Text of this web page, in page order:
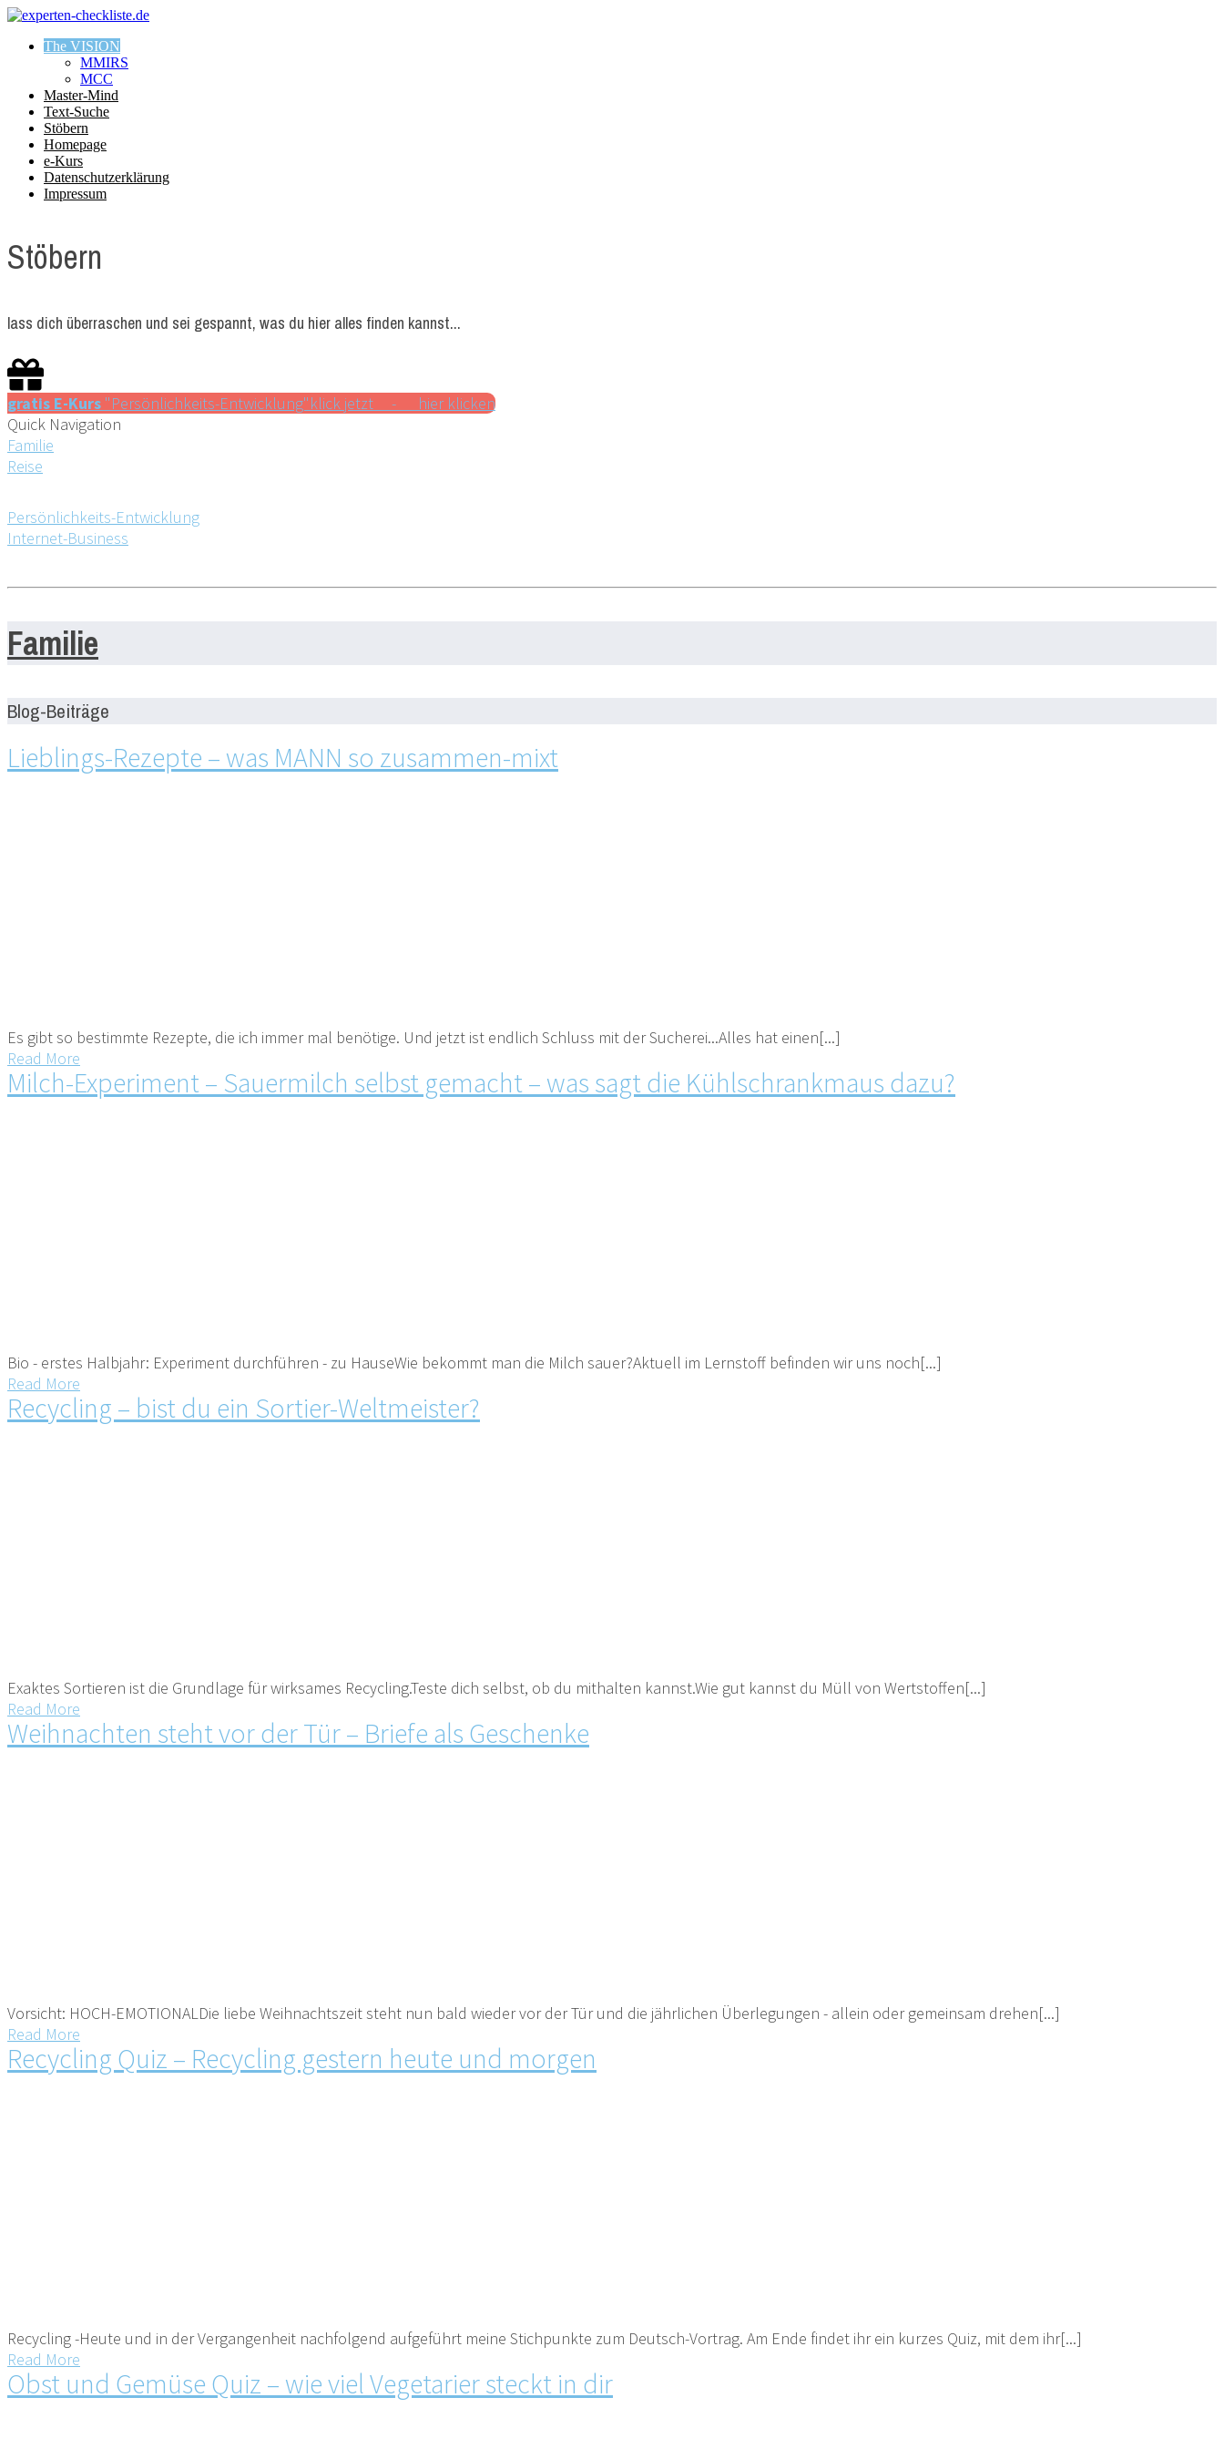
The VISION
MMIRS
MCC
Master-Mind
Text-Suche
Stöbern
Homepage
e-Kurs
Datenschutzerklärung
Impressum
Stöbern
lass dich überraschen und sei gespannt, was du hier alles finden kannst...
gratis E-Kurs "Persönlichkeits-Entwicklung"klick jetzt - hier klicken
Quick Navigation
Familie
Reise
Persönlichkeits-Entwicklung
Internet-Business
Familie
Blog-Beiträge
Lieblings-Rezepte – was MANN so zusammen-mixt
Es gibt so bestimmte Rezepte, die ich immer mal benötige. Und jetzt ist endlich Schluss mit der Sucherei...Alles hat einen[...]
Read More
Milch-Experiment – Sauermilch selbst gemacht – was sagt die Kühlschrankmaus dazu?
Bio - erstes Halbjahr: Experiment durchführen - zu HauseWie bekommt man die Milch sauer?Aktuell im Lernstoff befinden wir uns noch[...]
Read More
Recycling – bist du ein Sortier-Weltmeister?
Exaktes Sortieren ist die Grundlage für wirksames Recycling.Teste dich selbst, ob du mithalten kannst.Wie gut kannst du Müll von Wertstoffen[...]
Read More
Weihnachten steht vor der Tür – Briefe als Geschenke
Vorsicht: HOCH-EMOTIONALDie liebe Weihnachtszeit steht nun bald wieder vor der Tür und die jährlichen Überlegungen - allein oder gemeinsam drehen[...]
Read More
Recycling Quiz – Recycling gestern heute und morgen
Recycling -Heute und in der Vergangenheit nachfolgend aufgeführt meine Stichpunkte zum Deutsch-Vortrag. Am Ende findet ihr ein kurzes Quiz, mit dem ihr[...]
Read More
Obst und Gemüse Quiz – wie viel Vegetarier steckt in dir